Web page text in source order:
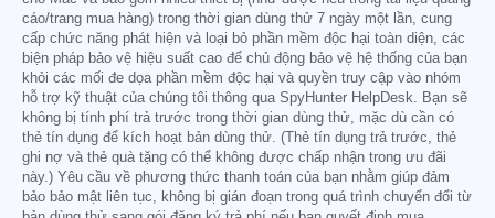
cáo/trang mua hàng) trong thời gian dùng thử 7 ngày một lần, cung
cấp chức năng phát hiện và loại bỏ phần mềm độc hại toàn diện, các
biện pháp bảo vệ hiệu suất cao để chủ động bảo vệ hệ thống của bạn
khỏi các mối đe dọa phần mềm độc hại và quyền truy cập vào nhóm
hỗ trợ kỹ thuật của chúng tôi thông qua SpyHunter HelpDesk. Bạn sẽ
không bị tính phí trả trước trong thời gian dùng thử, mặc dù cần có
thẻ tín dụng để kích hoạt bản dùng thử. (Thẻ tín dụng trả trước, thẻ
ghi nợ và thẻ quà tặng có thể không được chấp nhận trong ưu đãi
này.) Yêu cầu về phương thức thanh toán của bạn nhằm giúp đảm
bảo bảo mật liên tục, không bị gián đoạn trong quá trình chuyển đổi từ